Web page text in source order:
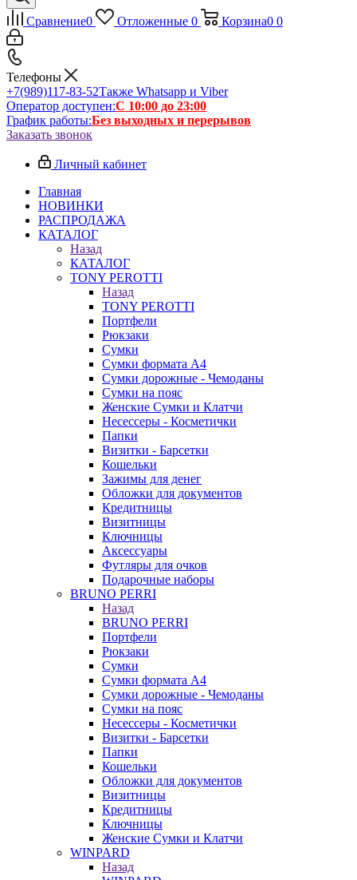
Сравнение0 Отложенные 0 Корзина0 0
Телефоны
+7(989)117-83-52Также Whatsapp и Viber
Оператор доступен:С 10:00 до 23:00
График работы:Без выходных и перерывов
Заказать звонок
Личный кабинет
Главная
НОВИНКИ
РАСПРОДАЖА
КАТАЛОГ
Назад
КАТАЛОГ
TONY PEROTTI
Назад
TONY PEROTTI
Портфели
Рюкзаки
Сумки
Сумки формата А4
Сумки дорожные - Чемоданы
Сумки на пояс
Женские Сумки и Клатчи
Несессеры - Косметички
Папки
Визитки - Барсетки
Кошельки
Зажимы для денег
Обложки для документов
Кредитницы
Визитницы
Ключницы
Аксессуары
Футляры для очков
Подарочные наборы
BRUNO PERRI
Назад
BRUNO PERRI
Портфели
Рюкзаки
Сумки
Сумки формата А4
Сумки дорожные - Чемоданы
Сумки на пояс
Несессеры - Косметички
Визитки - Барсетки
Папки
Кошельки
Обложки для документов
Визитницы
Кредитницы
Ключницы
Женские Сумки и Клатчи
WINPARD
Назад